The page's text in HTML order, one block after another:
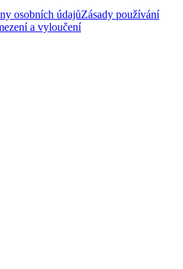
osobních údajůZásady používání
a vyloučení